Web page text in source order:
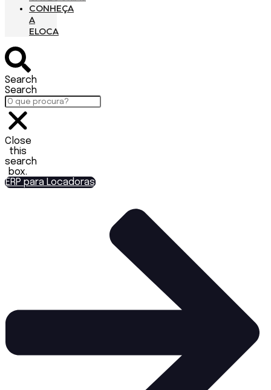
CONHEÇA
A
ELOCA
Search
Search
Close
this
search
box.
ERP para Locadoras